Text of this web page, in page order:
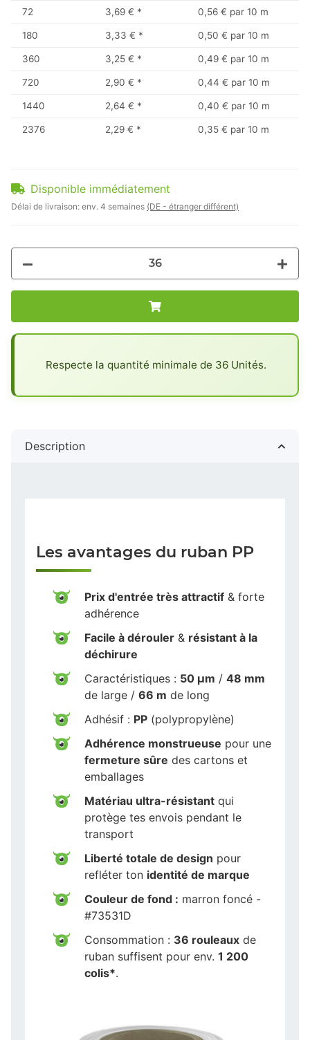
72 3,69 € * 0,56 € par 10 m
180 3,33 € * 0,50 € par 10 m
360 3,25 € * 0,49 € par 10 m
720 2,90 € * 0,44 € par 10 m
1440 2,64 € * 0,40 € par 10 m
2376 2,29 € * 0,35 € par 10 m
Disponible immédiatement
Délai de livraison: env. 4 semaines (DE - étranger différent)
Respecte la quantité minimale de 36 Unités.
Description
Les avantages du ruban PP
Prix d'entrée très attractif & forte
adhérence
Facile à dérouler & résistant à la
déchirure
Caractéristiques : 50 µm / 48 mm
de large / 66 m de long
Adhésif : PP (polypropylène)
Adhérence monstrueuse pour une
fermeture sûre des cartons et
emballages
Matériau ultra-résistant qui
protège tes envois pendant le
transport
Liberté totale de design pour
refléter ton identité de marque
Couleur de fond : marron foncé -
#73531D
Consommation : 36 rouleaux de
ruban suffisent pour env. 1 200
colis*.